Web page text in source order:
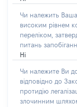
Чи належить
високим рівнем
переліком,
питань
Ні
Чи належите Ви до
відповідно до
протидію
злочинним